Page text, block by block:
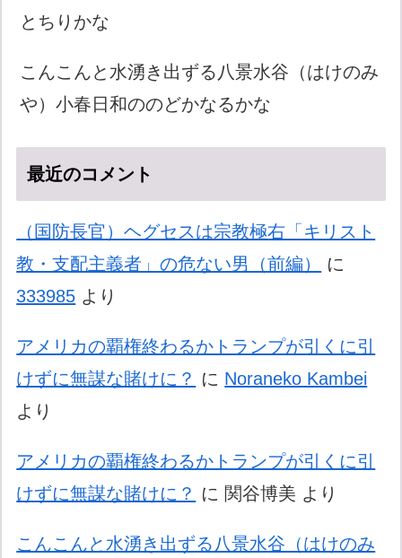
とちりかな
こんこんと水湧き出ずる八景水谷（はけのみ
や）小春日和ののどかなるかな
最近のコメント
（国防長官）ヘグセスは宗教極右「キリスト
教・支配主義者」の危ない男（前編）
に
333985 より
アメリカの覇権終わるかトランプが引くに引
けずに無謀な賭けに？ に Noraneko Kambei
より
アメリカの覇権終わるかトランプが引くに引
けずに無謀な賭けに？ に 関谷博美 より
こんこんと水湧き出ずる八景水谷（はけのみ